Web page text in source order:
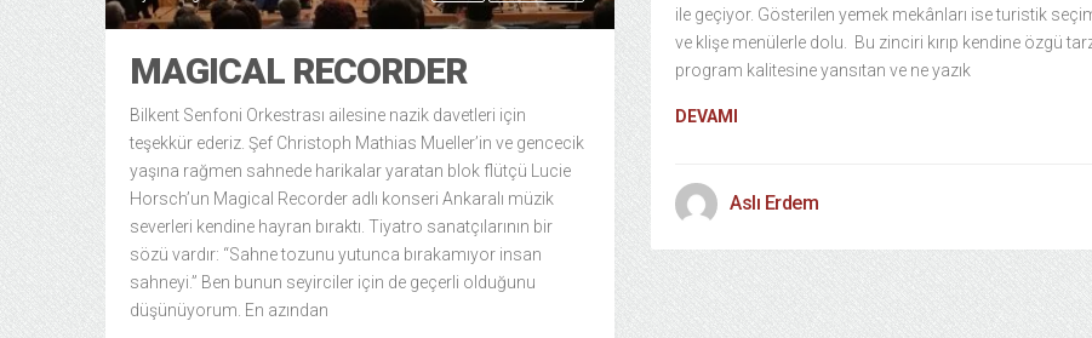
MAGICAL RECORDER
Bilkent Senfoni Orkestrası ailesine nazik davetleri için
teşekkür ederiz. Şef Christoph Mathias Mueller’in ve gencecik
yaşına rağmen sahnede harikalar yaratan blok flütçü Lucie
Horsch’un Magical Recorder adlı konseri Ankaralı müzik
severleri kendine hayran bıraktı. Tiyatro sanatçılarının bir
sözü vardır: “Sahne tozunu yutunca bırakamıyor insan
sahneyi.” Ben bunun seyirciler için de geçerli olduğunu
düşünüyorum. En azından
ile geçiyor. Gösterilen yemek mekânları ise turistik
ve klişe menülerle dolu. Bu zinciri kırıp kendine özgü
program kalitesine yansıtan ve ne yazık
DEVAMI
Aslı Erdem